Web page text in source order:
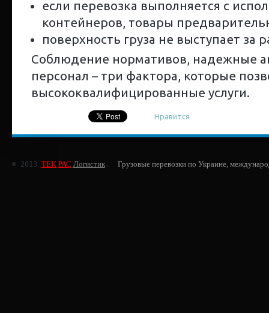
если перевозка выполняется с
контейнеров, товары
поверхность груза не выступает за
Соблюдение нормативов, надежные
персонал – три фактора, которые
высококвалифицированные услуги.
Нравится
© 2013 ТЕК РАС Логистик. Грузовые перевозки по Украине,